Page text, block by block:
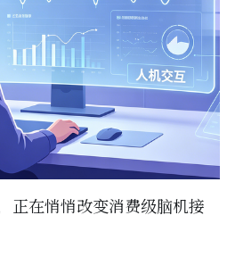
正在悄悄改变消费级脑机接